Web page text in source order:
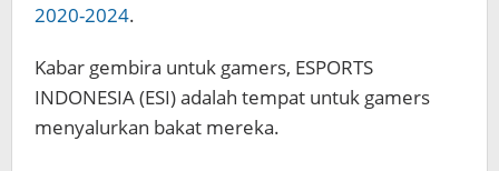
2020-2024.
Kabar gembira untuk gamers, ESPORTS
INDONESIA (ESI) adalah tempat untuk gamers
menyalurkan bakat mereka.